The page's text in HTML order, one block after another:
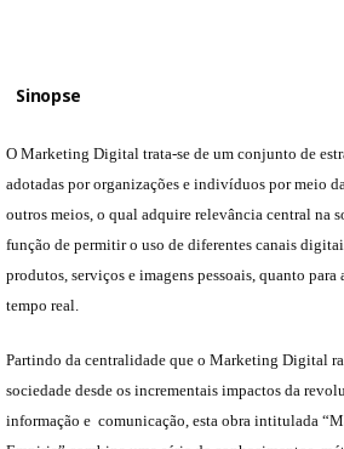
Sinopse
O Marketing Digital trata-se de um conjunto de
adotadas por organizações e indivíduos por meio
outros meios, o qual adquire relevância central na
função de permitir o uso de diferentes canais
produtos, serviços e imagens pessoais, quanto para
tempo real.
Partindo da centralidade que o Marketing Digital
sociedade desde os incrementais impactos da
informação e comunicação, esta obra intitulada